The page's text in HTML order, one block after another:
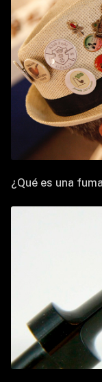
¿Qué es una